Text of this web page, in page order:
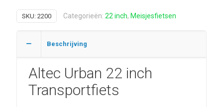
€369,00.€275,00.
SKU: 2200 Categorieën: 22 inch, Meisjesfietsen
Beschrijving
Altec Urban 22 inch
Transportfiets